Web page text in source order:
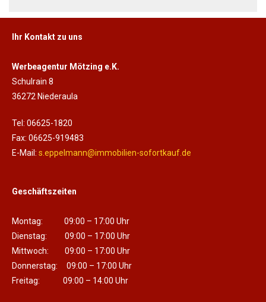
Ihr Kontakt zu uns
Werbeagentur Mötzing e.K.
Schulrain 8
36272 Niederaula
Tel: 06625-1820
Fax: 06625-919483
E-Mail: s.eppelmann@immobilien-sofortkauf.de
Geschäftszeiten
Montag: 09:00 – 17:00 Uhr
Dienstag: 09:00 – 17:00 Uhr
Mittwoch: 09:00 – 17:00 Uhr
Donnerstag: 09:00 – 17:00 Uhr
Freitag: 09:00 – 14:00 Uhr